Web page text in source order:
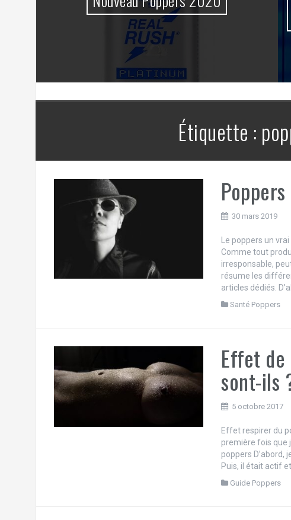
Étiquette :
30 mars 2019
Le poppers un
Comme tout
irresponsable,
résume les
articles dédiés.
Santé Poppers
Effet
sont-ils
5 octobre 2017
Effet respirer du
première fois que
poppers D’abord,
Puis, il était actif
Guide Poppers